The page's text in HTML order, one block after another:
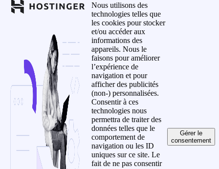
Nous utilisons des
technologies telles que
les cookies pour stocker
et/ou accéder aux
informations des
appareils. Nous le
faisons pour améliorer
l’expérience de
navigation et pour
afficher des publicités
(non-) personnalisées.
Consentir à ces
technologies nous
permettra de traiter des
données telles que le
comportement de
navigation ou les ID
uniques sur ce site. Le
fait de ne pas consentir
Gérer le
consentement